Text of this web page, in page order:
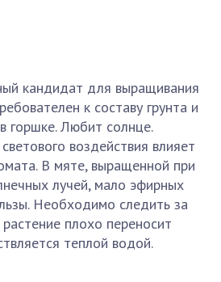
кандидат для выращивания
к составу грунта и
горшке. Любит солнце.
воздействия влияет
В мяте, выращенной при
лучей, мало эфирных
Необходимо следить за
плохо переносит
теплой водой.